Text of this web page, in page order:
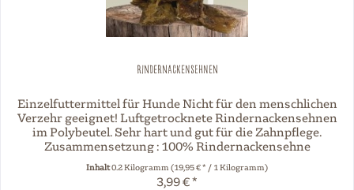
Rindernackensehnen
Einzelfuttermittel für Hunde Nicht für den menschlichen
Verzehr geeignet! Luftgetrocknete Rindernackensehnen
im Polybeutel. Sehr hart und gut für die Zahnpflege.
Zusammensetzung : 100% Rindernackensehne
Analytische Bestandteile :...
Inhalt0.2 Kilogramm(19,95 € * / 1 Kilogramm)
3,99 € *